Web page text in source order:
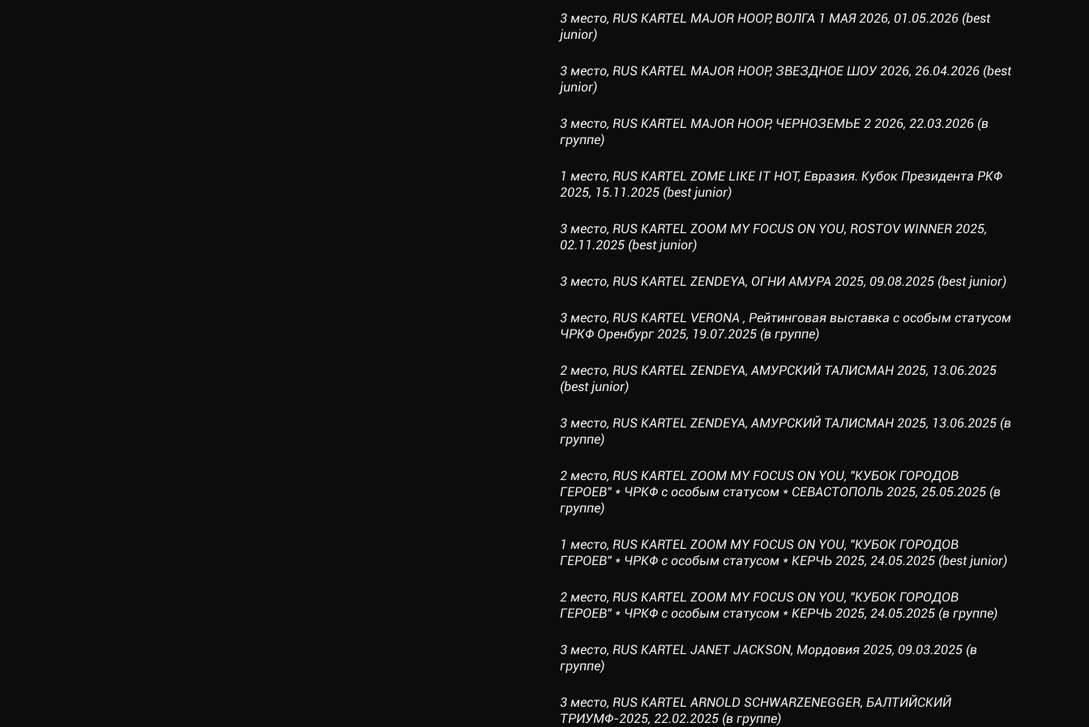
3 место, RUS KARTEL MAJOR HOOP, ВОЛГА 1 МАЯ 2026, 01.05.2026 (best
junior)
3 место, RUS KARTEL MAJOR HOOP, ЗВЕЗДНОЕ ШОУ 2026, 26.04.2026 (best
junior)
3 место, RUS KARTEL MAJOR HOOP, ЧЕРНОЗЕМЬЕ 2 2026, 22.03.2026 (в
группе)
1 место, RUS KARTEL ZOME LIKE IT HOT, Евразия. Кубок Президента РКФ
2025, 15.11.2025 (best junior)
3 место, RUS KARTEL ZOOM MY FOCUS ON YOU, ROSTOV WINNER 2025,
02.11.2025 (best junior)
3 место, RUS KARTEL ZENDEYA, ОГНИ АМУРА 2025, 09.08.2025 (best junior)
3 место, RUS KARTEL VERONA , Рейтинговая выставка с особым статусом
ЧРКФ Оренбург 2025, 19.07.2025 (в группе)
2 место, RUS KARTEL ZENDEYA, АМУРСКИЙ ТАЛИСМАН 2025, 13.06.2025
(best junior)
3 место, RUS KARTEL ZENDEYA, АМУРСКИЙ ТАЛИСМАН 2025, 13.06.2025 (в
группе)
2 место, RUS KARTEL ZOOM MY FOCUS ON YOU, "КУБОК ГОРОДОВ
ГЕРОЕВ" * ЧРКФ с особым статусом * СЕВАСТОПОЛЬ 2025, 25.05.2025 (в
группе)
1 место, RUS KARTEL ZOOM MY FOCUS ON YOU, "КУБОК ГОРОДОВ
ГЕРОЕВ" * ЧРКФ с особым статусом * КЕРЧЬ 2025, 24.05.2025 (best junior)
2 место, RUS KARTEL ZOOM MY FOCUS ON YOU, "КУБОК ГОРОДОВ
ГЕРОЕВ" * ЧРКФ с особым статусом * КЕРЧЬ 2025, 24.05.2025 (в группе)
3 место, RUS KARTEL JANET JACKSON, Мордовия 2025, 09.03.2025 (в
группе)
3 место, RUS KARTEL ARNOLD SCHWARZENEGGER, БАЛТИЙСКИЙ
ТРИУМФ-2025, 22.02.2025 (в группе)